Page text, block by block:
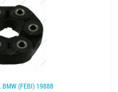
(FEBI) 19888